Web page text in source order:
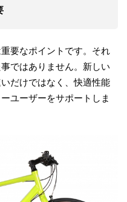
要なポイントです。それ
ではありません。新しい
だけではなく、快適性能
ユーザーをサポートしま